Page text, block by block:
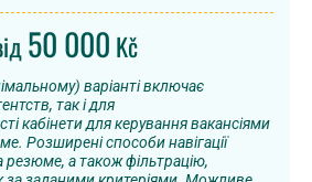
50 000 Kč
варіанті включає
так і для
кабінети для керування вакансіями
Розширені способи навігації
резюме, а також фільтрацію,